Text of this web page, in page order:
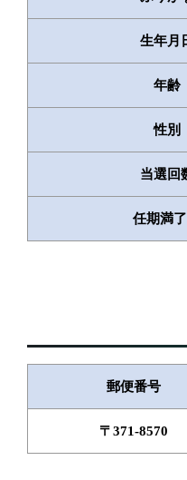
生年月
年齢
性別
当選 回
任期満
郵便番号
〒371-8570